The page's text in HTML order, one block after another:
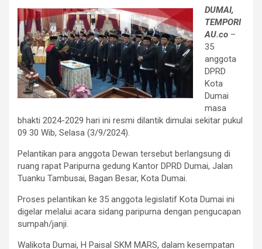
DUMAI,
TEMPORI
AU.co –
35
anggota
DPRD
Kota
Dumai
masa
bhakti 2024-2029 hari ini resmi dilantik dimulai sekitar pukul
09 30 Wib, Selasa (3/9/2024).
Pelantikan para anggota Dewan tersebut berlangsung di
ruang rapat Paripurna gedung Kantor DPRD Dumai, Jalan
Tuanku Tambusai, Bagan Besar, Kota Dumai.
Proses pelantikan ke 35 anggota legislatif Kota Dumai ini
digelar melalui acara sidang paripurna dengan pengucapan
sumpah/janji.
Walikota Dumai, H Paisal SKM MARS, dalam kesempatan